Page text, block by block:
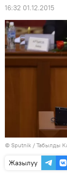
16:32 01.12.2015
© Sputnik / Табылды
Жазылуу